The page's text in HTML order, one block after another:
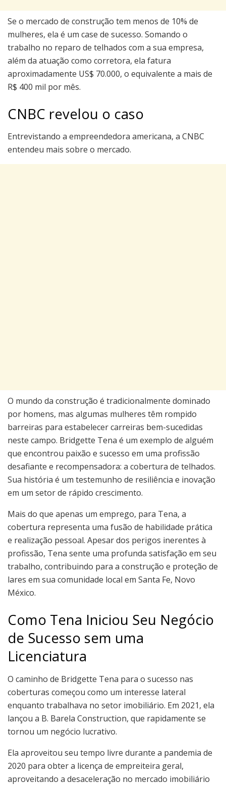
Se o mercado de construção tem menos de 10% de
mulheres, ela é um case de sucesso. Somando o
trabalho no reparo de telhados com a sua empresa,
além da atuação como corretora, ela fatura
aproximadamente US$ 70.000, o equivalente a mais de
R$ 400 mil por mês.
CNBC revelou o caso
Entrevistando a empreendedora americana, a CNBC
entendeu mais sobre o mercado.
O mundo da construção é tradicionalmente dominado
por homens, mas algumas mulheres têm rompido
barreiras para estabelecer carreiras bem-sucedidas
neste campo. Bridgette Tena é um exemplo de alguém
que encontrou paixão e sucesso em uma profissão
desafiante e recompensadora: a cobertura de telhados.
Sua história é um testemunho de resiliência e inovação
em um setor de rápido crescimento.
Mais do que apenas um emprego, para Tena, a
cobertura representa uma fusão de habilidade prática
e realização pessoal. Apesar dos perigos inerentes à
profissão, Tena sente uma profunda satisfação em seu
trabalho, contribuindo para a construção e proteção de
lares em sua comunidade local em Santa Fe, Novo
México.
Como Tena Iniciou Seu Negócio
de Sucesso sem uma
Licenciatura
O caminho de Bridgette Tena para o sucesso nas
coberturas começou como um interesse lateral
enquanto trabalhava no setor imobiliário. Em 2021, ela
lançou a B. Barela Construction, que rapidamente se
tornou um negócio lucrativo.
Ela aproveitou seu tempo livre durante a pandemia de
2020 para obter a licença de empreiteira geral,
aproveitando a desaceleração no mercado imobiliário